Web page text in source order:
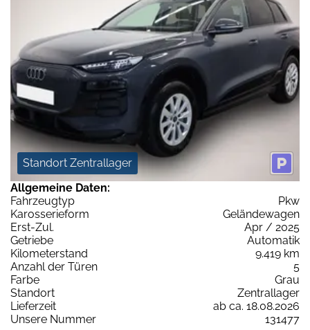
Standort Zentrallager
Allgemeine Daten:
Fahrzeugtyp
Pkw
Karosserieform
Geländewagen
Erst-Zul.
Apr / 2025
Getriebe
Automatik
Kilometerstand
9.419 km
Anzahl der Türen
5
Farbe
Grau
Standort
Zentrallager
Lieferzeit
ab ca. 18.08.2026
Unsere Nummer
131477